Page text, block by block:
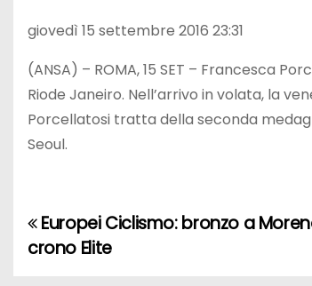
giovedì 15 settembre 2016 23:31
(ANSA) – ROMA, 15 SET – Francesca
Riode Janeiro. Nell’arrivo in volata, la
Porcellatosi tratta della seconda
Seoul.
NEuropei Ciclismo: bronzo a
crono Elite